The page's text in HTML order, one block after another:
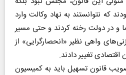
که نتوانستند به نهاد وکالت وارد
و در دولت رخنه کردند و حتی مسیر
واهی نظیر «انحصارگرایی» از
تغییر دادند.
قانون تسهیل باید به کمیسیون